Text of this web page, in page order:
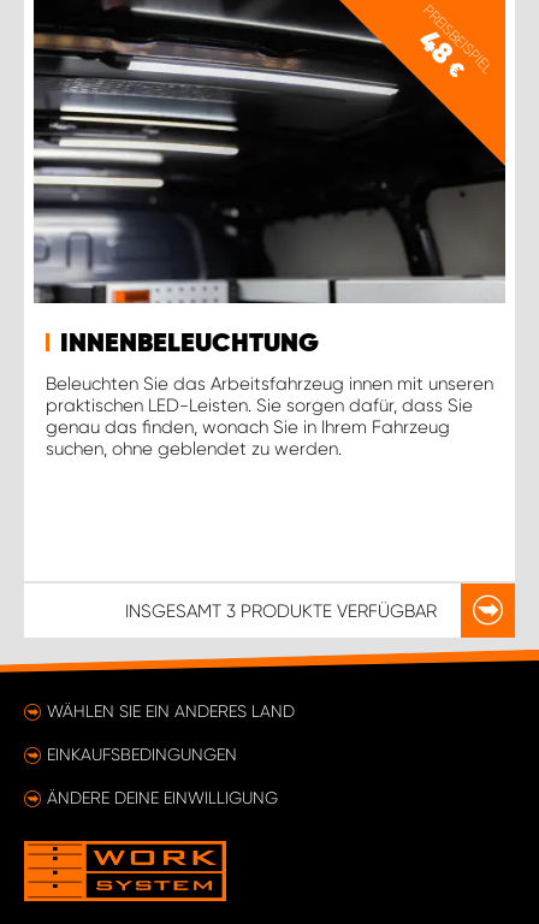
PREISBEISPIEL
48
€
INNENBELEUCHTUNG
Beleuchten Sie das Arbeitsfahrzeug innen mit unseren
praktischen LED-Leisten. Sie sorgen dafür, dass Sie
genau das finden, wonach Sie in Ihrem Fahrzeug
suchen, ohne geblendet zu werden.
INSGESAMT 3 PRODUKTE VERFÜGBAR
WÄHLEN SIE EIN ANDERES LAND
EINKAUFSBEDINGUNGEN
ÄNDERE DEINE EINWILLIGUNG